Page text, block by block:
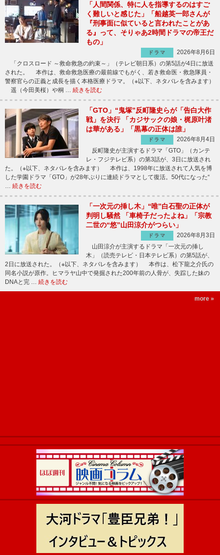
「人間関係、特に人を指導するのはすご
く難しいと感じた」「船越英一郎さんが
『刑事面に似ていると言われたことがあ
る』って、そりゃあ2時間ドラマの帝王だ
もの」
ドラマ
2026年8月6日
「クロスロード ～救命救急の約束～」（テレビ朝日系）の第5話が4日に放送
された。 本作は、救命救急医療の最前線でもがく、若き救命医・救急隊員・
警察官らの正義と成長を描く本格医療ドラマ。（※以下、ネタバレを含みます）
遥（今田美桜）や桐 … 続きを読む
「GTO」“鬼塚”反町隆史らが「告白大作
戦」を決行 「カジサックの娘・梶原叶渚
は華がある」「黒幕の正体は誰」
ドラマ
2026年8月4日
反町隆史が主演するドラマ「GTO」（カンテ
レ・フジテレビ系）の第3話が、3日に放送され
た。（※以下、ネタバレを含みます） 本作は、1998年に放送されて人気を博
した学園ドラマ「GTO」が28年ぶりに連続ドラマとして復活。50代になった“
… 続きを読む
「一次元の挿し木」“唯”白石聖の正体が
判明し騒然 「車椅子だったよね」「宗教
二世の“悠”山田涼介がつらい」
ドラマ
2026年8月3日
山田涼介が主演するドラマ「一次元の挿し
木」（読売テレビ・日本テレビ系）の第5話が、
2日に放送された。（※以下、ネタバレを含みます） 本作は、松下龍之介氏の
同名小説が原作。ヒマラヤ山中で発掘された200年前の人骨が、失踪した妹の
DNAと完 … 続きを読む
more »